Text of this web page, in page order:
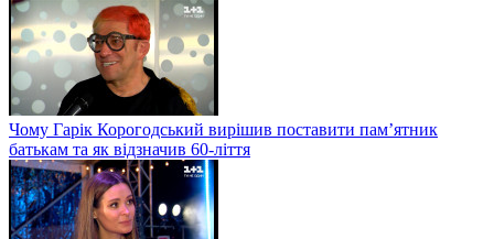
Чому Гарік Корогодський вирішив поставити пам’ятник
батькам та як відзначив 60-ліття